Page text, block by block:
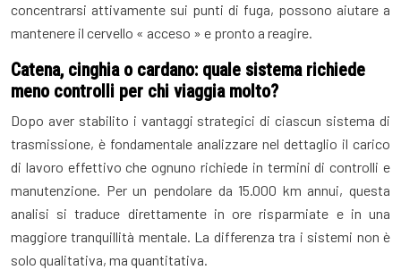
concentrarsi attivamente sui punti di fuga, possono aiutare a
mantenere il cervello « acceso » e pronto a reagire.
Catena, cinghia o cardano: quale sistema richiede
meno controlli per chi viaggia molto?
Dopo aver stabilito i vantaggi strategici di ciascun sistema di
trasmissione, è fondamentale analizzare nel dettaglio il carico
di lavoro effettivo che ognuno richiede in termini di controlli e
manutenzione. Per un pendolare da 15.000 km annui, questa
analisi si traduce direttamente in ore risparmiate e in una
maggiore tranquillità mentale. La differenza tra i sistemi non è
solo qualitativa, ma quantitativa.